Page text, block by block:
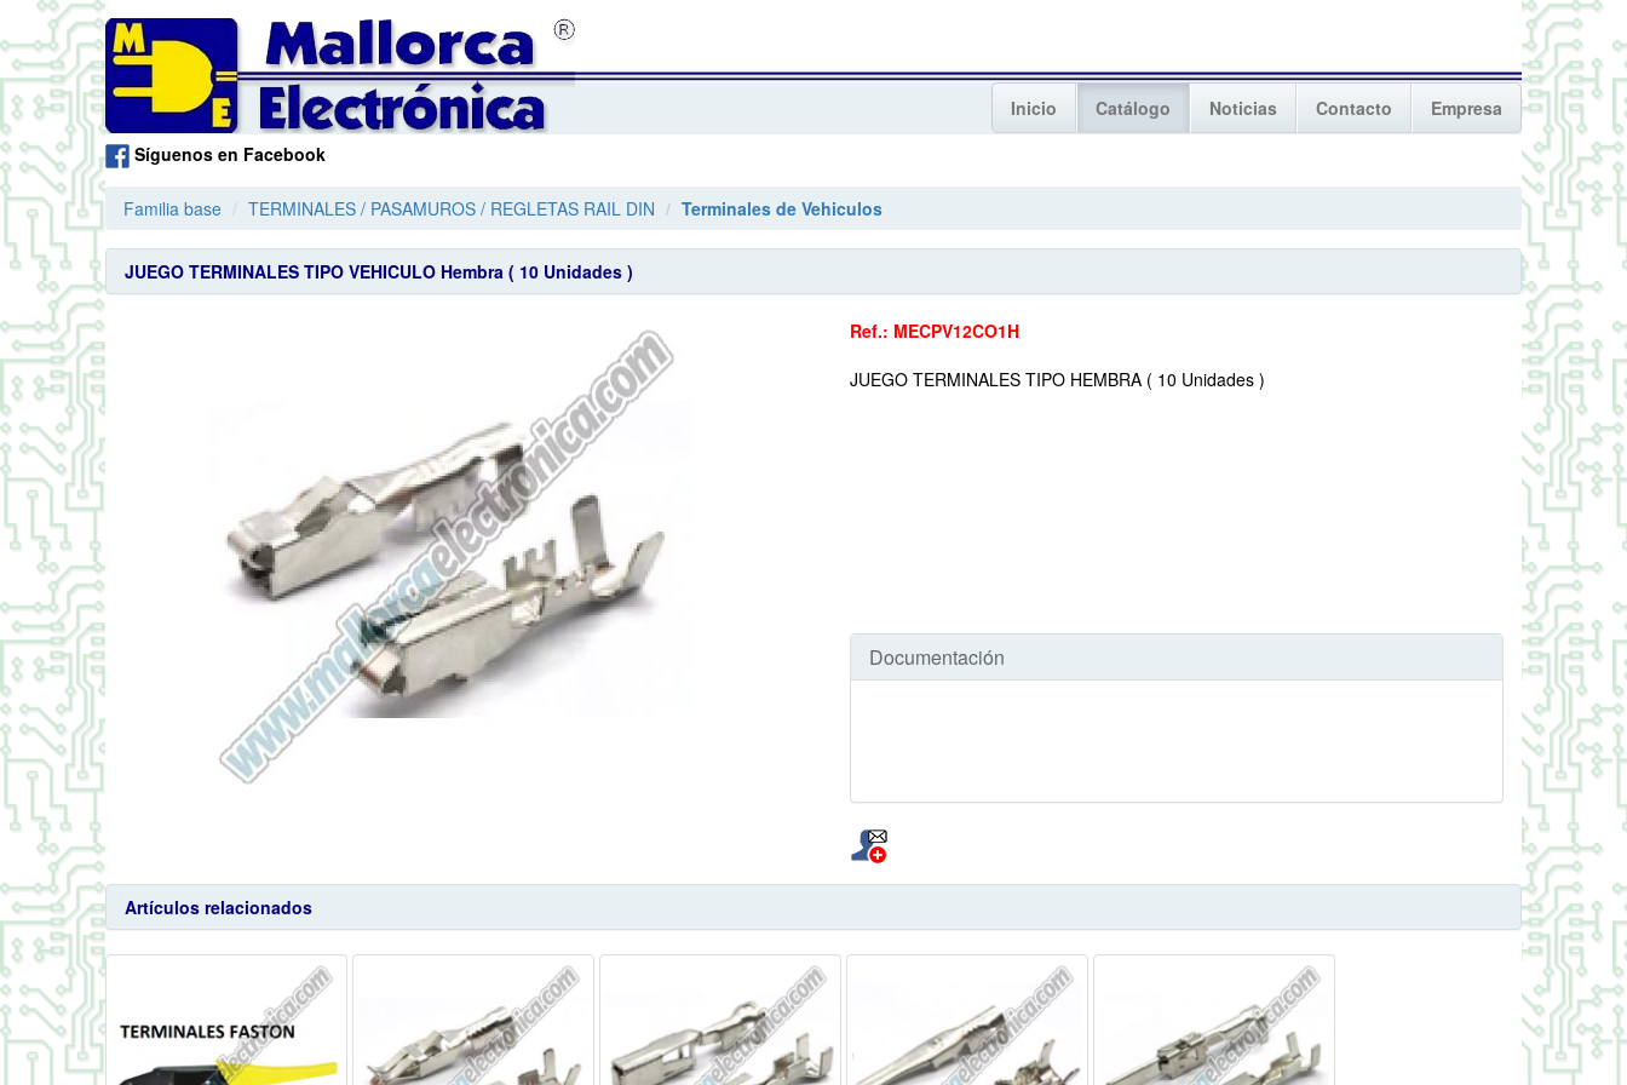
Inicio Catálogo Noticias Contacto
Empresa
Síguenos en Facebook
Familia base TERMINALES / PASAMUROS / REGLETAS RAIL DIN Terminales de Vehiculos
JUEGO TERMINALES TIPO VEHICULO Hembra ( 10 Unidades )
Ref.: MECPV12CO1H
JUEGO TERMINALES TIPO HEMBRA ( 10 Unidades )
Documentación
Artículos relacionados